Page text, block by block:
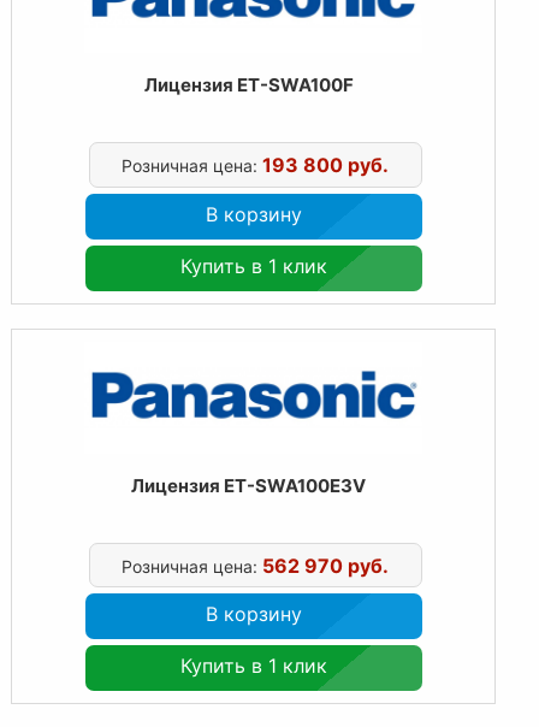
Лицензия ET-SWA100F
Розничная цена:193 800 руб.
В корзину
Купить в 1 клик
Лицензия ET-SWA100E3V
Розничная цена: 562 970 руб.
В корзину
Купить в 1 клик